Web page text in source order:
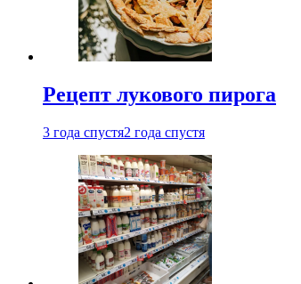
Рецепт лукового пирога
3 года спустя2 года спустя